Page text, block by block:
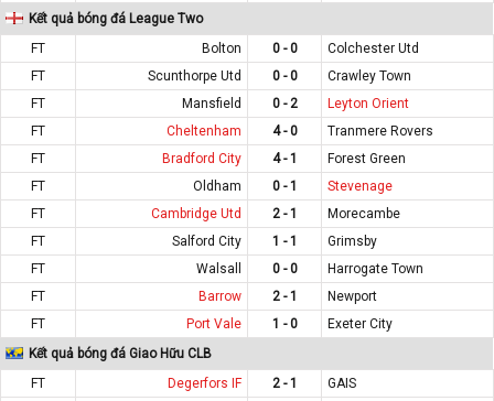
Kết quả bóng đá League Two
FT
Bolton 0 - 0
Colchester Utd
FT
Scunthorpe Utd 0 - 0
Crawley Town
FT
Mansfield 0 - 2
Leyton Orient
FT
Cheltenham 4 - 0
Tranmere Rovers
FT
Bradford City 4 - 1
Forest Green
FT
Oldham 0 - 1
Stevenage
FT
Cambridge Utd 2 - 1
Morecambe
FT
Salford City 1 - 1
Grimsby
FT
Walsall 0 - 0
Harrogate Town
FT
Barrow 2 - 1
Newport
FT
Port Vale 1 - 0
Exeter City
Kết quả bóng đá Giao Hữu CLB
FT
Degerfors IF 2 - 1
GAIS